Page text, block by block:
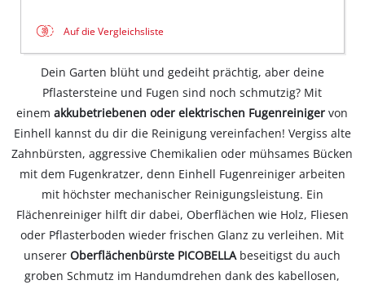
Auf die Vergleichsliste
Dein Garten blüht und gedeiht prächtig, aber deine
Pflastersteine und Fugen sind noch schmutzig? Mit
einemakkubetriebenen oder elektrischen Fugenreiniger von
Einhell kannst du dir die Reinigung vereinfachen! Vergiss alte
Zahnbürsten, aggressive Chemikalien oder mühsames Bücken
mit dem Fugenkratzer, denn Einhell Fugenreiniger arbeiten
mit höchster mechanischer Reinigungsleistung. Ein
Flächenreiniger hilft dir dabei, Oberflächen wie Holz, Fliesen
oder Pflasterboden wieder frischen Glanz zu verleihen. Mit
unsererOberflächenbürste PICOBELLA beseitigst du auch
groben Schmutz im Handumdrehen dank des kabellosen,